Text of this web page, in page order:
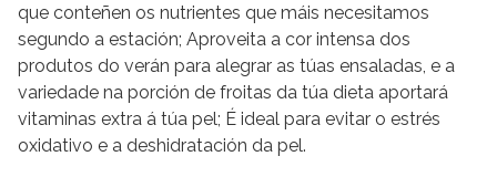
que conteñen os nutrientes que máis necesitamos
segundo a estación; Aproveita a cor intensa dos
produtos do verán para alegrar as túas ensaladas, e a
variedade na porción de froitas da túa dieta aportará
vitaminas extra á túa pel; É ideal para evitar o estrés
oxidativo e a deshidratación da pel.